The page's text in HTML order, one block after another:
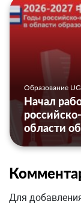
Образование
Начал
области
Для